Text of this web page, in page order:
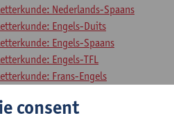
Nederlands-Spaans
Engels-Duits
Engels-Spaans
Engels-TFL
Frans-Engels
Duits-Spaans
consent